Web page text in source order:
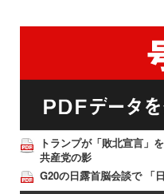
トランプが「敗北宣言」
共産党の影
G20の日露首脳会談で 「